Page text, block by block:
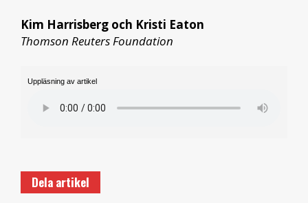
Kim Harrisberg och Kristi Eaton
Thomson Reuters Foundation
Uppläsning av artikel
Dela artikel